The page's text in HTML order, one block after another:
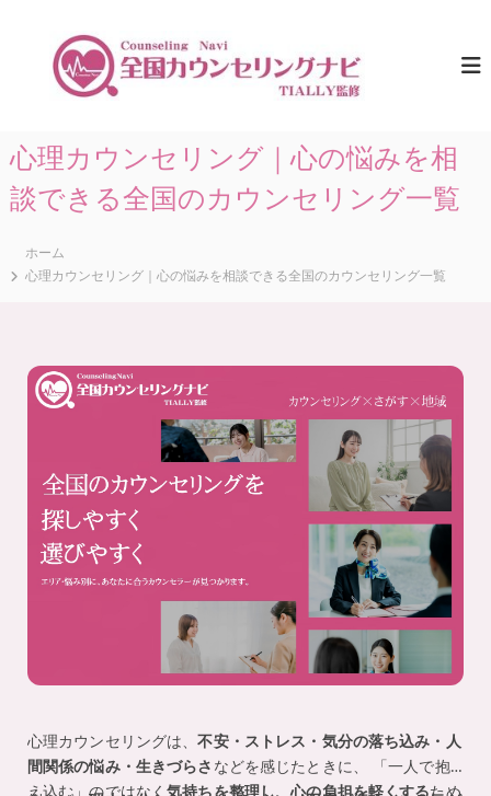
キ
ッ
プ
セ
リ
ン
ナ
A
L
L
Y
監
修
な
い
全
ン
リ
ン
グ
情
報
を
、
探
し
す
く
心理カウンセリング｜心の悩みを相
談できる全国のカウンセリング一覧
ホーム
心理カウンセリング｜心の悩みを相談できる全国のカウンセリング一覧
心理カウンセリングは、不安・ストレス・気分の落ち込み・人
間関係の悩み・生きづらさ などを感じたときに、 「一人で抱
え込む」のではなく気持ちを整理し、心の負担を軽くするため